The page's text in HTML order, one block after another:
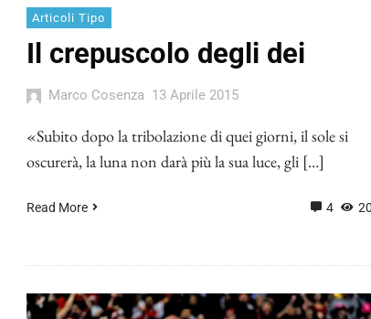
Articoli Tipo
Il crepuscolo degli dei
Marco Cosenza 13 Aprile 2015
«Subito dopo la tribolazione di quei giorni, il sole si
oscurerà, la luna non darà più la sua luce, gli […]
Read More 4